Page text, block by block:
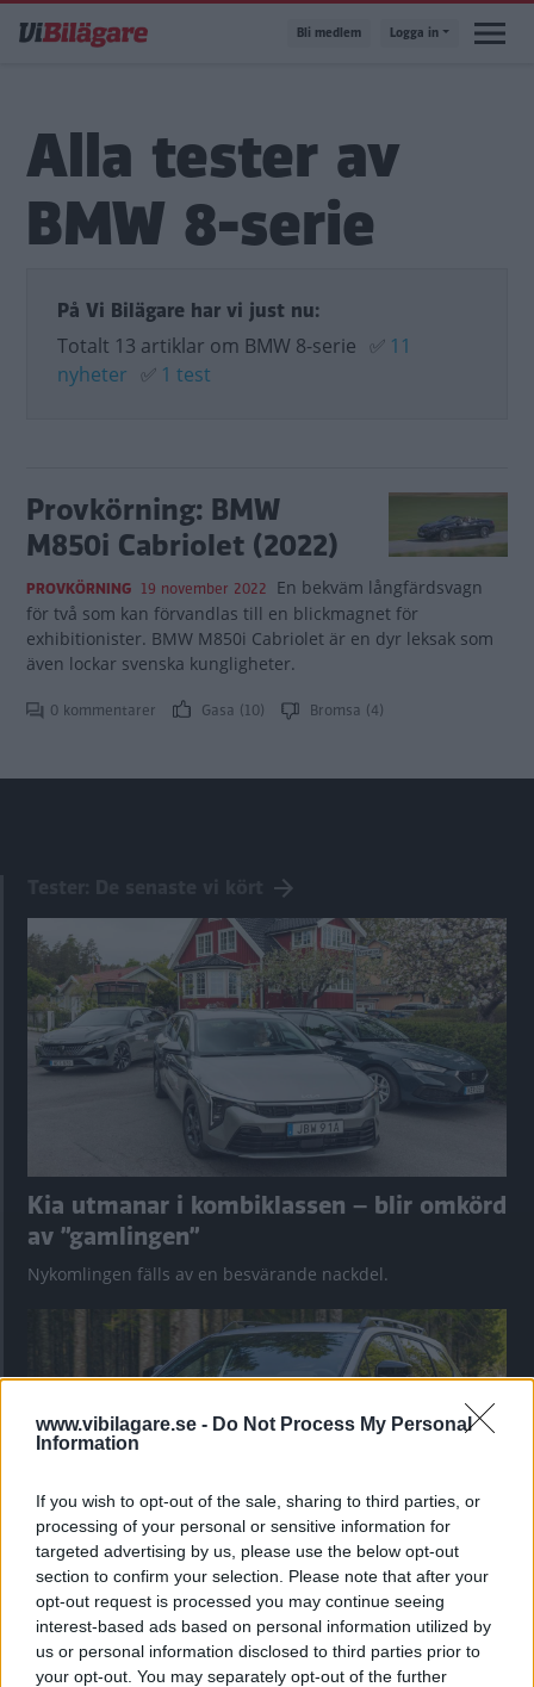
www.vibilagare.se - Do Not Process My Personal
Information
If you wish to opt-out of the sale, sharing to third parties, or
processing of your personal or sensitive information for
targeted advertising by us, please use the below opt-out
section to confirm your selection. Please note that after your
opt-out request is processed you may continue seeing
interest-based ads based on personal information utilized by
us or personal information disclosed to third parties prior to
your opt-out. You may separately opt-out of the further
till
Bli medlem Logga in
Alla tester av
BMW 8-serie
På Vi Bilägare har vi just nu:
Totalt 13 artiklar om BMW 8-serie ✅ 11
nyheter ✅ 1 test
Provkörning: BMW
M850i Cabriolet (2022)
PROVKÖRNING 19 november 2022 En bekväm långfärdsvagn
för två som kan förvandlas till en blickmagnet för
exhibitionister. BMW M850i Cabriolet är en dyr leksak som
även lockar svenska kungligheter.
0 kommentarer Gasa (10) Bromsa (4)
Kia utmanar i kombiklassen – blir omkörd
av ”gamlingen”
Nykomlingen fälls av en besvärande nackdel.
”God chans att bli ny favorit”
Utbudet av terrängdugliga kombibilar har krympt men fylls
nu på av eldrivna Toyota bZ4X Touring. Vi provkör.